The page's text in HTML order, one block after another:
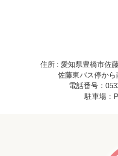
住所 : 愛知県豊橋市佐
佐藤東バス停か
電話番号：
駐車場：